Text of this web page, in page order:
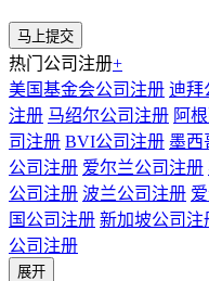
热门公司注册+
美国基金会公司注册 迪拜
注册 马绍尔公司注册 阿
司注册 BVI公司注册 墨西
公司注册 爱尔兰公司注册
公司注册 波兰公司注册
国公司注册 新加坡公司注
公司注册
展开